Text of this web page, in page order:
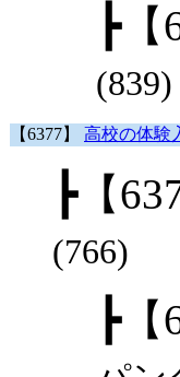
┣【
(839)
【6377】 高校の体験
┣【
(766)
┣【